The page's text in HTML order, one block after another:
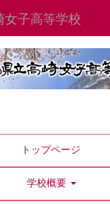
女子高等学校
トップページ
学校概要